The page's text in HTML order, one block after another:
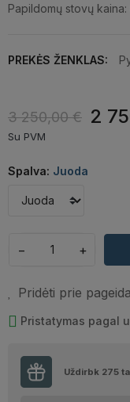
Papildomų stovų
PREKĖS ŽENKLAS:
3 250,00 € 2
Su PVM
Spalva: Juoda
− +
Pridėti prie
Pristatymas pagal
Uždirbk 275